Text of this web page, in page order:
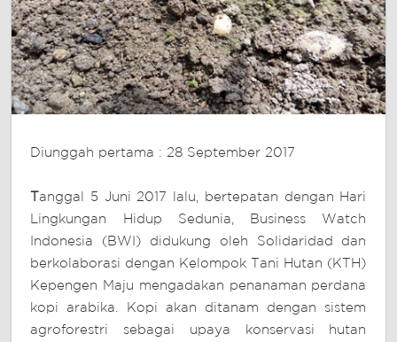
Diunggah pertama : 28 September 2017
Tanggal 5 Juni 2017 lalu, bertepatan dengan Hari
Lingkungan Hidup Sedunia, Business Watch
Indonesia (BWI) didukung oleh Solidaridad dan
berkolaborasi dengan Kelompok Tani Hutan (KTH)
Kepengen Maju mengadakan penanaman perdana
kopi arabika. Kopi akan ditanam dengan sistem
agroforestri sebagai upaya konservasi hutan